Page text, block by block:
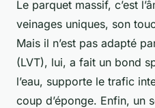
Le parquet massif, c’est
veinages uniques, son
Mais il n’est pas adapté
(LVT), lui, a fait un bond
l’eau, supporte le trafic
coup d’éponge. Enfin, un